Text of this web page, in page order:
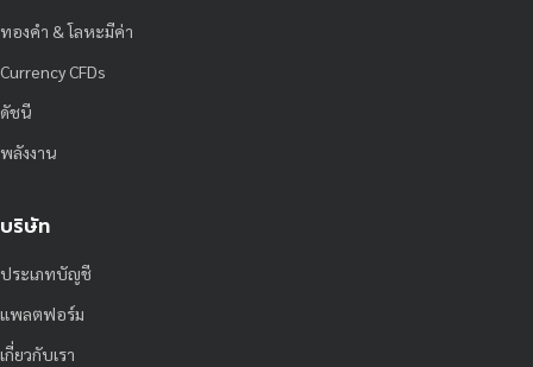
ทองคำ & โลหะมีค่า
Currency CFDs
ดัชนี
พลังงาน
บริษัท
ประเภทบัญชี
แพลตฟอร์ม
เกี่ยวกับเรา